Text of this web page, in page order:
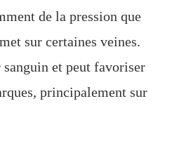
de la pression que
sur certaines veines.
et peut favoriser
principalement sur